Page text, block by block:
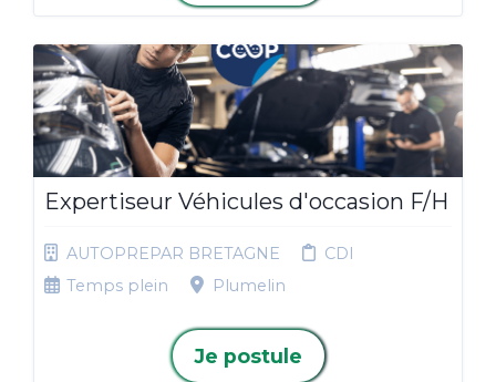
Expertiseur Véhicules d'occasion F/H
AUTOPREPAR BRETAGNE
CDI
Temps plein
Plumelin
Je postule